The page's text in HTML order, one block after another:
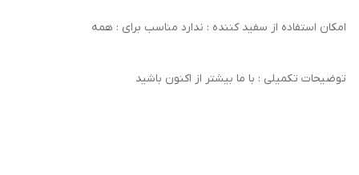
امکان استفاده از سفید کننده : ندارد مناسب برای : همه
توضیحات تکمیلی : با ما بیشتر از اکنون باشید